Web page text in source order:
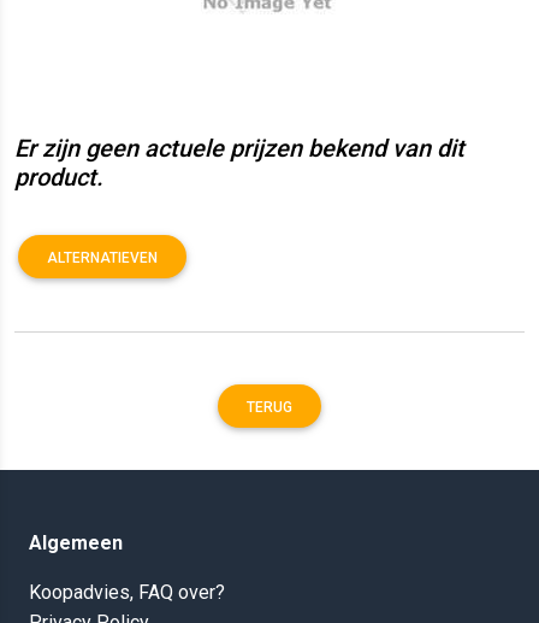
Er zijn geen actuele prijzen bekend van dit
product.
ALTERNATIEVEN
TERUG
Algemeen
Koopadvies, FAQ over?